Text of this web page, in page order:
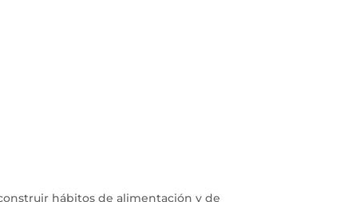
hábitos de alimentación y de